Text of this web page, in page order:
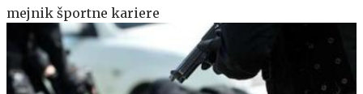
mejnik športne kariere